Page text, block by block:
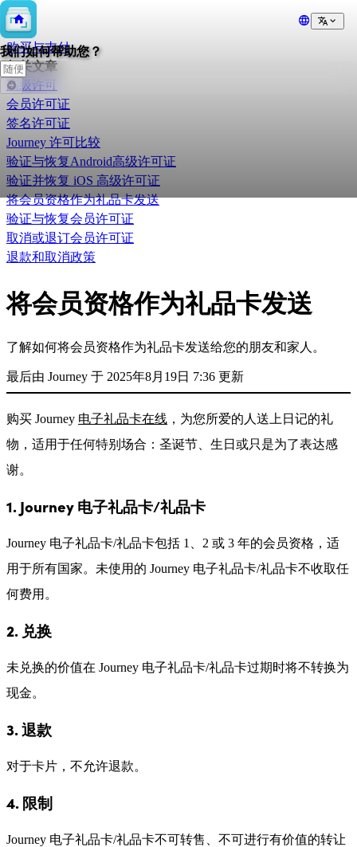
我们如何帮助您？
💲
购买与支付
相关文章
高级许可
会员许可证
签名许可证
Journey 许可比较
验证与恢复Android高级许可证
验证并恢复 iOS 高级许可证
将会员资格作为礼品卡发送
验证与恢复会员许可证
取消或退订会员许可证
退款和取消政策
将会员资格作为礼品卡发送
了解如何将会员资格作为礼品卡发送给您的朋友和家人。
最后由 Journey 于 2025年8月19日 7:36 更新
购买 Journey 电子礼品卡在线 ，为您所爱的人送上日记的礼
物，适用于任何特别场合：圣诞节、生日或只是为了表达感
谢。
1. Journey 电子礼品卡/礼品卡
Journey 电子礼品卡/礼品卡包括 1、2 或 3 年的会员资格，适
用于所有国家。未使用的 Journey 电子礼品卡/礼品卡不收取任
何费用。
2. 兑换
未兑换的价值在 Journey 电子礼品卡/礼品卡过期时将不转换为
现金。
3. 退款
对于卡片，不允许退款。
4. 限制
Journey 电子礼品卡/礼品卡不可转售、不可进行有价值的转让